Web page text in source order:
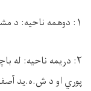
۱: دوهمه ناحیه: د مشرقي لېسې مخته
۲: دریمه ناحیه:
پوري او د ش.ه.ید